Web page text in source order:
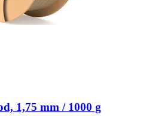
1,75 mm / 1000 g